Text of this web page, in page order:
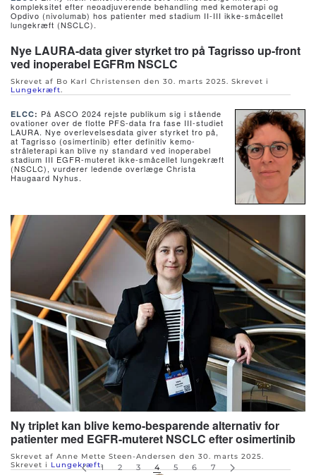
kompleksitet efter neoadjuverende behandling med kemoterapi og
Opdivo (nivolumab) hos patienter med stadium II-III ikke-småcellet
lungekræft (NSCLC).
Nye LAURA-data giver styrket tro på Tagrisso up-front
ved inoperabel EGFRm NSCLC
Skrevet af Bo Karl Christensen den 30. marts 2025. Skrevet i
Lungekræft.
ELCC: På ASCO 2024 rejste publikum sig i stående
ovationer over de flotte PFS-data fra fase III-studiet
LAURA. Nye overlevelsesdata giver styrket tro på,
at Tagrisso (osimertinib) efter definitiv kemo-
stråleterapi kan blive ny standard ved inoperabel
stadium III EGFR-muteret ikke-småcellet lungekræft
(NSCLC), vurderer ledende overlæge Christa
Haugaard Nyhus.
Ny triplet kan blive kemo-besparende alternativ for
patienter med EGFR-muteret NSCLC efter osimertinib
Skrevet af Anne Mette Steen-Andersen den 30. marts 2025.
Skrevet i Lungekræft.1 2 3 4 5 6 7